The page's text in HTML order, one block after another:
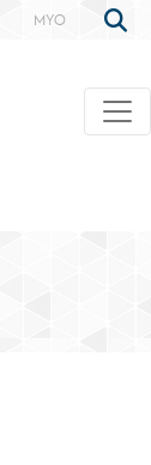
MYO